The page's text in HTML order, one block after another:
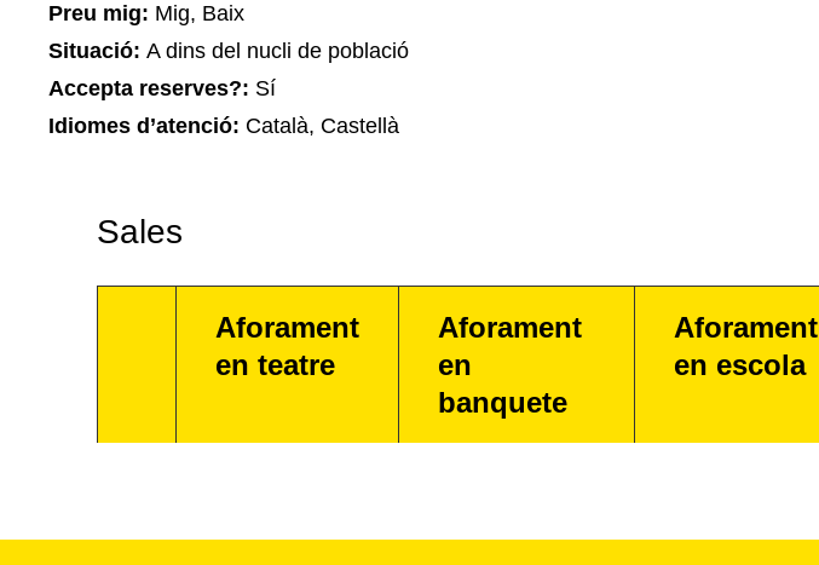
Preu mig: Mig, Baix
Situació: A dins del nucli de població
Accepta reserves?: Sí
Idiomes d’atenció: Català, Castellà
Sales
Aforament
en teatre
Aforament
en
banquete
Aforament
en escola